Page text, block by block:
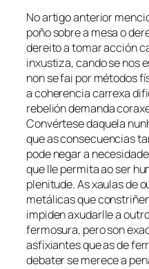
No artigo anterior
poño sobre a mesa o
dereito a tomar acción
inxustiza, cando se nos
non se fai por métodos
a coherencia carrexa
rebelión demanda
Convértese daquela
que as consecuencias
pode negar a
que lle permita ao ser
plenitude. As xaulas de
metálicas que
impiden axudarlle a
fermosura, pero son
asfixiantes que as de
debater se merece a